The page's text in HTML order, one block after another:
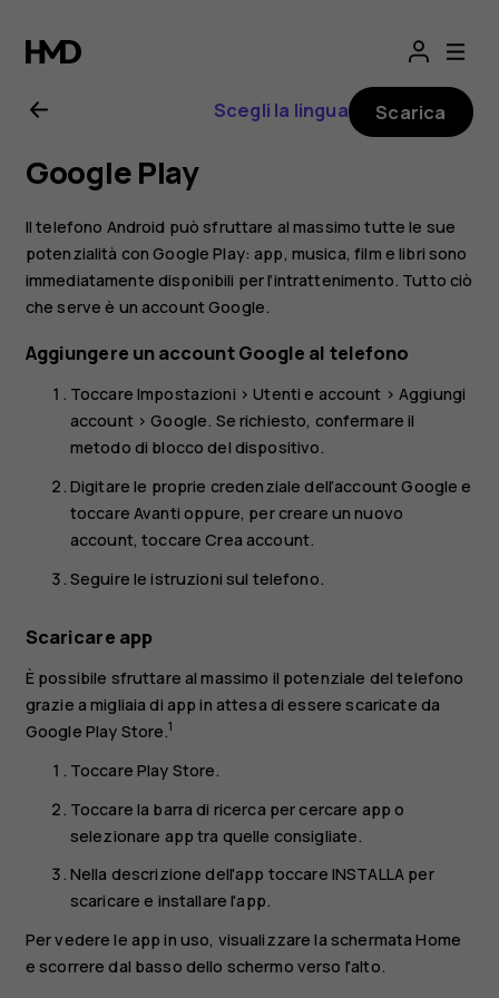
Manuale
d’uso
del
Nokia
5.1
Scegli la lingua Scarica
Google Play
Il telefono Android può sfruttare al massimo tutte le sue
potenzialità con Google Play: app, musica, film e libri sono
immediatamente disponibili per l’intrattenimento. Tutto ciò
che serve è un account Google.
Aggiungere un account Google al telefono
ToccareImpostazioni >Utenti e account > Aggiungi
account >Google. Se richiesto, confermare il
metodo di blocco del dispositivo.
Digitare le proprie credenziale dell’account Google e
toccareAvanti oppure, per creare un nuovo
account, toccareCrea account.
Seguire le istruzioni sul telefono.
Scaricare app
È possibile sfruttare al massimo il potenziale del telefono
grazie a migliaia di app in attesa di essere scaricate da
Google Play Store.1
ToccarePlay Store.
Toccare la barra di ricerca per cercare app o
selezionare app tra quelle consigliate.
Nella descrizione dell'app toccare INSTALLA per
scaricare e installare l'app.
Per vedere le app in uso, visualizzare la schermata Home
e scorrere dal basso dello schermo verso l'alto.